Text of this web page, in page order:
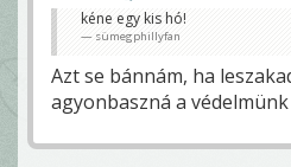
kéne egy kis hó!
sümegphillyfan
Azt se bánnám, ha
agyonbaszná a